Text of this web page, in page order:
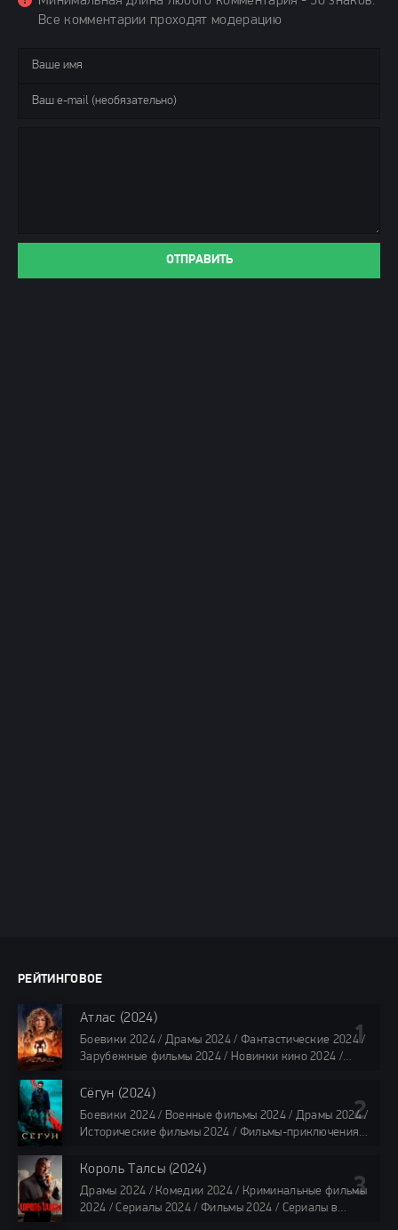
Все комментарии проходят модерацию
ОТПРАВИТЬ
РЕЙТИНГОВОЕ
Атлас (2024)
Боевики 2024 / Драмы 2024 / Фантастические 2024 /
Зарубежные фильмы 2024 / Новинки кино 2024 /
Фильмы 4K / Фильмы 2024 / Популярные фильмы /
Смотреть фильмы онлайн
118 мин.
Сёгун (2024)
Боевики 2024 / Военные фильмы 2024 / Драмы 2024 /
Исторические фильмы 2024 / Фильмы-приключения
Сериалы 4K / Фильмы 2024 / Сериалы в озвучке
TVShows / Сериалы в озвучке LostFilm / Сериалы в
озвучке HDrezka Studio / Смотреть фильмы онлайн
все серии по 45 минут
Король Талсы (2024)
Драмы 2024 / Комедии 2024 / Криминальные фильмы
2024 / Сериалы 2024 / Фильмы 2024 / Сериалы в